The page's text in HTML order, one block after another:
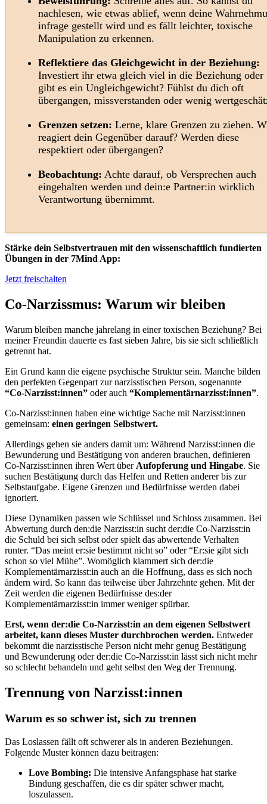
nachlesen, wie etwas ablief, wenn deine
infrage gestellt wird und es fällt leichter, toxische
Manipulation zu erkennen.
Reflektiere das Gleichgewicht in der Beziehung:
Investiert ihr etwa gleich viel in die Beziehung oder
gibt es ein Ungleichgewicht? Fühlst du dich oft
übergangen, missverstanden oder wenig
Grenzen setzen: Lerne, klare Grenzen zu ziehen.
reagiert dein Gegenüber darauf? Werden diese
respektiert oder übergangen?
Beobachtung: Achte darauf, ob Versprechen auch
eingehalten werden und dein:e Partner:in wirklich
Verantwortung übernimmt.
Stärke dein Selbstvertrauen mit den wissenschaftlich fundierten
Übungen in der 7Mind App:
Jetzt freischalten
Co-Narzissmus: Warum wir bleiben
Warum bleiben manche jahrelang in einer toxischen Beziehung? Bei
meiner Freundin dauerte es fast sieben Jahre, bis sie sich schließlich
getrennt hat.
Ein Grund kann die eigene psychische Struktur sein. Manche bilden
den perfekten Gegenpart zur narzisstischen Person, sogenannte
“Co-Narzisst:innen” oder auch “Komplementärnarzisst:innen”.
Co-Narzisst:innen haben eine wichtige Sache mit Narzisst:innen
gemeinsam: einen geringen Selbstwert.
Allerdings gehen sie anders damit um: Während Narzisst:innen die
Bewunderung und Bestätigung von anderen brauchen, definieren
Co-Narzisst:innen ihren Wert über Aufopferung und Hingabe. Sie
suchen Bestätigung durch das Helfen und Retten anderer bis zur
Selbstaufgabe. Eigene Grenzen und Bedürfnisse werden dabei
ignoriert.
Diese Dynamiken passen wie Schlüssel und Schloss zusammen. Bei
Abwertung durch den:die Narzisst:in sucht der:die Co-Narzisst:in
die Schuld bei sich selbst oder spielt das abwertende Verhalten
runter. “Das meint er:sie bestimmt nicht so” oder “Er:sie gibt sich
schon so viel Mühe”. Womöglich klammert sich der:die
Komplementärnarzisst:in auch an die Hoffnung, dass es sich noch
ändern wird. So kann das teilweise über Jahrzehnte gehen. Mit der
Zeit werden die eigenen Bedürfnisse des:der
Komplementärnarzisst:in immer weniger spürbar.
Erst, wenn der:die Co-Narzisst:in an dem eigenen Selbstwert
arbeitet, kann dieses Muster durchbrochen werden. Entweder
bekommt die narzisstische Person nicht mehr genug Bestätigung
und Bewunderung oder der:die Co-Narzisst:in lässt sich nicht mehr
so schlecht behandeln und geht selbst den Weg der Trennung.
Trennung von Narzisst:innen
Warum es so schwer ist, sich zu trennen
Das Loslassen fällt oft schwerer als in anderen Beziehungen.
Folgende Muster können dazu beitragen:
Love Bombing: Die intensive Anfangsphase hat starke
Bindung geschaffen, die es dir später schwer macht,
loszulassen.